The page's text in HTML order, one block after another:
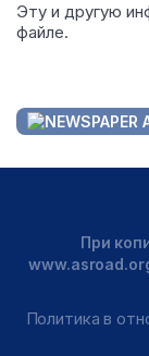
Эту и другую
файле.
При
Политика в